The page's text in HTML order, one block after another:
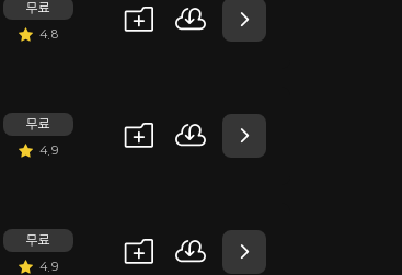
무료
4.8
무료
4.9
무료
4.9